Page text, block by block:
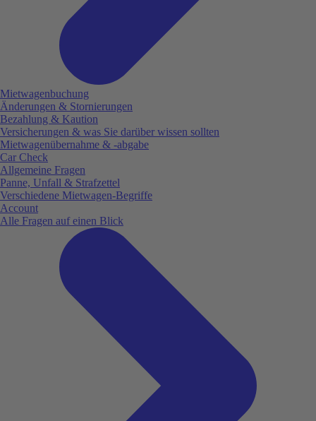
Mietwagenbuchung
Änderungen & Stornierungen
Bezahlung & Kaution
Versicherungen & was Sie darüber wissen sollten
Mietwagenübernahme & -abgabe
Car Check
Allgemeine Fragen
Panne, Unfall & Strafzettel
Verschiedene Mietwagen-Begriffe
Account
Alle Fragen auf einen Blick